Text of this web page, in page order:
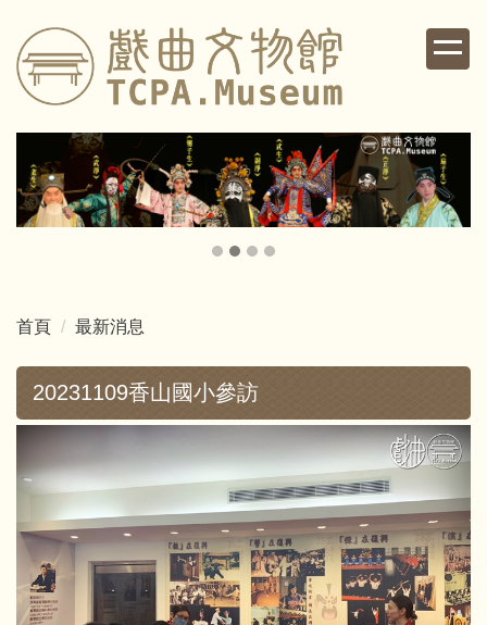
到
主
要
首頁 最新消息
20231109香山國小參訪